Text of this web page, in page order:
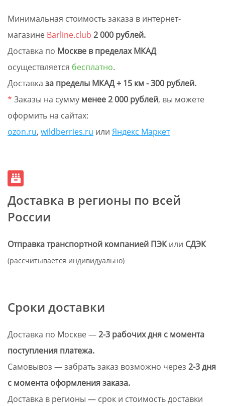
Минимальная стоимость заказа в интернет-
магазине Barline.club 2 000 рублей.
Доставка по Москве в пределах МКАД
осуществляется бесплатно.
Доставка за пределы МКАД + 15 км - 300 рублей.
* Заказы на сумму менее 2 000 рублей, вы можете
оформить на сайтах:
ozon.ru, wildberries.ru или Яндекс Маркет
Доставка в регионы по всей
России
Отправка транспортной компанией ПЭКили СДЭК
(рассчитывается индивидуально)
Сроки доставки
Доставка по Москве —2-3 рабочих дня с момента
поступления платежа.
Самовывоз — забрать заказ возможно через 2-3 дня
с момента оформления заказа.
Доставка в регионы — срок и стоимость доставки